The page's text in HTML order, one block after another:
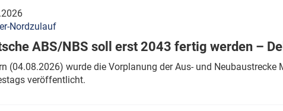
Nordzulauf
ABS/NBS soll erst 2043 fertig werden –
(04.08.2026) wurde die Vorplanung der Aus- und
veröffentlicht.